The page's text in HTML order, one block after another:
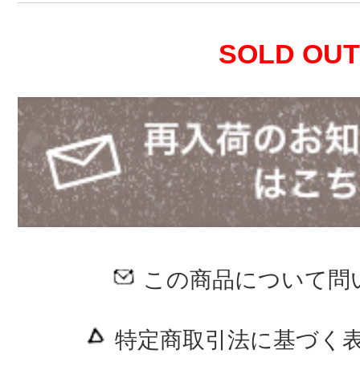
SOLD OUT
この商品について問
特定商取引法に基づく